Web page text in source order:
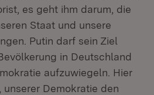
es geht ihm darum, die
Staat und unsere
Putin darf sein Ziel
in Deutschland
aufzuwiegeln. Hier
Demokratie den